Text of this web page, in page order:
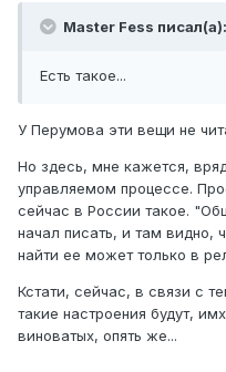
Master Fess писал(а):
Есть такое...
У Перумова эти вещи не
Но здесь, мне кажется,
управляемом процессе.
сейчас в России такое.
начал писать, и там видно,
найти ее может только в
Кстати, сейчас, в связи с
такие настроения будут,
виноватых, опять же...